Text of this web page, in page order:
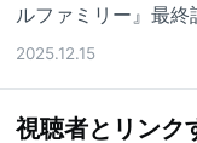
ルファミリー』最終
2025.12.15
視聴者とリンク